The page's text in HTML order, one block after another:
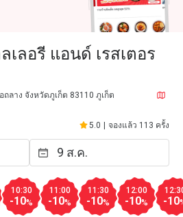
เลอรี แอนด์ เรสเตอร
ลาง จังหวัดภูเก็ต 83110 ภูเก็ต
5.0 จองแล้ว 113 ครั้ง
10:30
-10%
11:00
-10%
11:30
-10%
12:00
-10% -10